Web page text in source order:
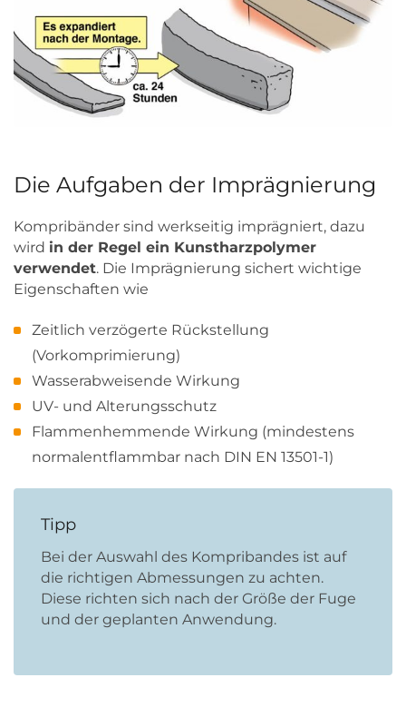
Die Aufgaben der Imprägnierung
Kompribänder sind werkseitig imprägniert, dazu
wird in der Regel ein Kunstharzpolymer
verwendet. Die Imprägnierung sichert wichtige
Eigenschaften wie
Zeitlich verzögerte Rückstellung
(Vorkomprimierung)
Wasserabweisende Wirkung
UV- und Alterungsschutz
Flammenhemmende Wirkung (mindestens
normalentflammbar nach DIN EN 13501-1)
Tipp
Bei der Auswahl des Kompribandes ist auf
die richtigen Abmessungen zu achten.
Diese richten sich nach der Größe der Fuge
und der geplanten Anwendung.